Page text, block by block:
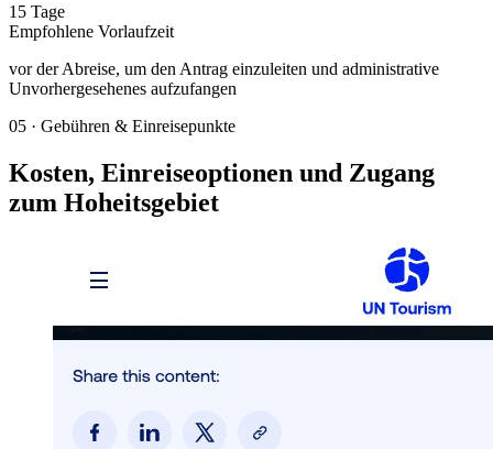
15 Tage
Empfohlene Vorlaufzeit
vor der Abreise, um den Antrag einzuleiten und administrative
Unvorhergesehenes aufzufangen
05 · Gebühren & Einreisepunkte
Kosten, Einreiseoptionen und Zugang
zum Hoheitsgebiet